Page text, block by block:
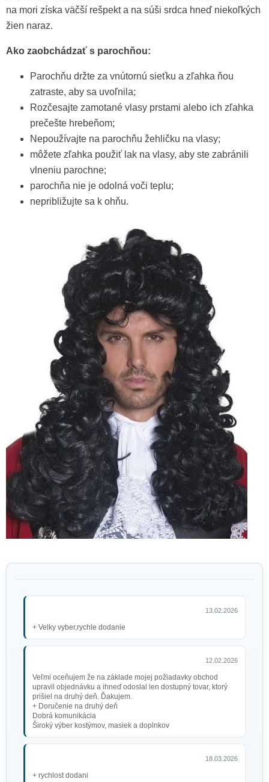
na mori získa väčší rešpekt a na súši srdca hneď niekoľkých
žien naraz.
Ako zaobchádzať s parochňou:
Parochňu držte za vnútornú sieťku a zľahka ňou
zatraste, aby sa uvoľnila;
Rozčesajte zamotané vlasy prstami alebo ich zľahka
prečešte hrebeňom;
Nepoužívajte na parochňu žehličku na vlasy;
môžete zľahka použiť lak na vlasy, aby ste zabránili
vlneniu parochne;
parochňa nie je odolná voči teplu;
nepribližujte sa k ohňu.
13.02.2026
+ Velky vyber,rychle dodanie
12.02.2026
Veľmi oceňujem že na základe mojej požiadavky obchod
upravil objednávku a ihneď odoslal len dostupný tovar, ktorý
prišiel na druhý deň. Ďakujem.
+ Doručenie na druhý deň
Dobrá komunikácia
Široký výber kostýmov, masiek a doplnkov
18.03.2026
+ rychlost dodani